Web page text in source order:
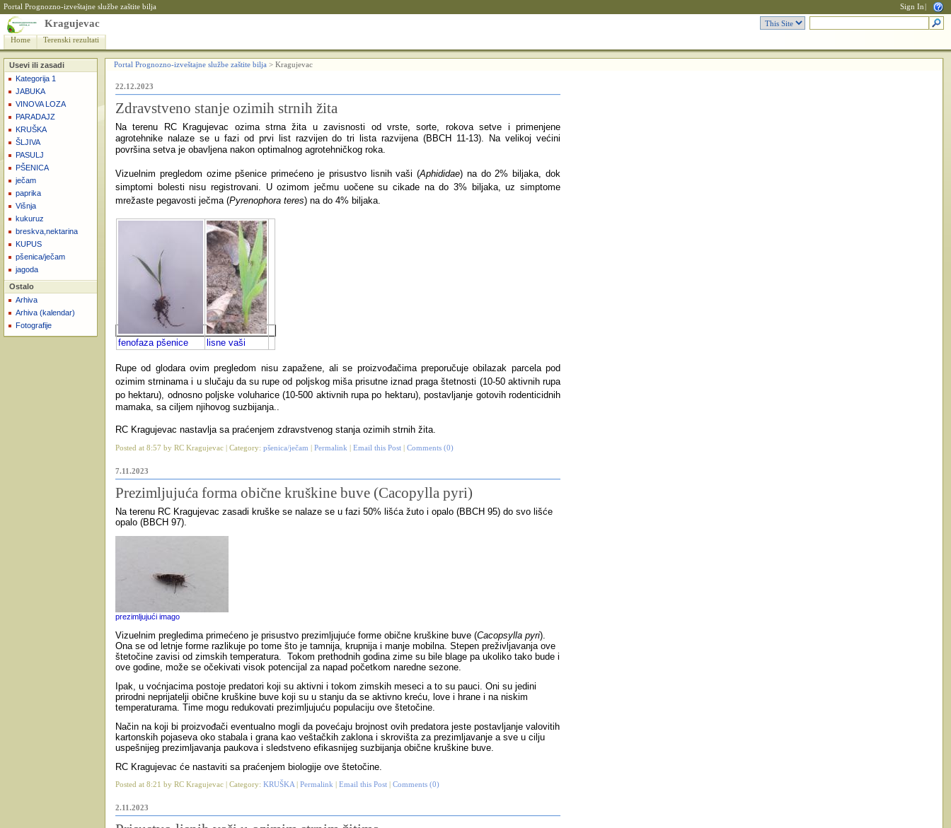
Portal Prognozno-izveštajne službe zaštite bilja Sign In
Kragujevac
Home Terenski rezultati
Usevi ili zasadi
Kategorija 1
JABUKA
VINOVA LOZA
PARADAJZ
KRUŠKA
ŠLJIVA
PASULJ
PŠENICA
ječam
paprika
Višnja
kukuruz
breskva,nektarina
KUPUS
pšenica/ječam
jagoda
Ostalo
Arhiva
Arhiva (kalendar)
Fotografije
Portal Prognozno-izveštajne službe zaštite bilja > Kragujevac
22.12.2023
Zdravstveno stanje ozimih strnih žita
Na terenu RC Kragujevac ozima strna žita u zavisnosti od vrste, sorte, rokova setve i primenjene
agrotehnike nalaze se u fazi od prvi list razvijen do tri lista razvijena (BBCH 11-13). Na velikoj većini
površina setva je obavljena nakon optimalnog agrotehničkog roka.
Vizuelnim pregledom ozime pšenice primećeno je prisustvo lisnih vaši(Aphididae) na do 2% biljaka, dok
simptomi bolesti nisu registrovani. U ozimom ječmu uočene su cikade na do 3% biljaka, uz simptome
mrežaste pegavosti ječma (Pyrenophora teres) na do 4% biljaka.
fenofaza pšenice lisne vaši
Rupe od glodara ovim pregledom nisu zapažene, ali se proizvođačima preporučuje obilazak parcela pod
ozimim strninama i u slučaju da su rupe od poljskog miša prisutne iznad praga štetnosti (10-50 aktivnih rupa
po hektaru), odnosno poljske voluharice (10-500 aktivnih rupa po hektaru), postavljanje gotovih rodenticidnih
mamaka, sa ciljem njihovog suzbijanja..
RC Kragujevac nastavlja sa praćenjem zdravstvenog stanja ozimih strnih žita.
Posted at 8:57 by RC Kragujevac | Category: pšenica/ječam Permalink Email this Post Comments (0)
7.11.2023
Prezimljujuća forma obične kruškine buve (Cacopylla pyri)
Na terenu RC Kragujevac zasadi kruške se nalaze se u fazi 50% lišća žuto i opalo (BBCH 95) do svo lišće
opalo (BBCH 97).
prezimljujući imago
Vizuelnim pregledima primećeno je prisustvo prezimljujuće forme obične kruškine buve (Cacopsylla pyri).
Ona se od letnje forme razlikuje po tome što je tamnija, krupnija i manje mobilna. Stepen preživljavanja ove
štetočine zavisi od zimskih temperatura. Tokom prethodnih godina zime su bile blage pa ukoliko tako bude i
ove godine, može se očekivati visok potencijal za napad početkom naredne sezone.
Ipak, u voćnjacima postoje predatori koji su aktivni i tokom zimskih meseci a to su pauci. Oni su jedini
prirodni neprijatelji obične kruškine buve koji su u stanju da se aktivno kreću, love i hrane i na niskim
temperaturama. Time mogu redukovati prezimljujuću populaciju ove štetočine.
Način na koji bi proizvođači eventualno mogli da povećaju brojnost ovih predatora jeste postavljanje valovitih
kartonskih pojaseva oko stabala i grana kao veštačkih zaklona i skrovišta za prezimljavanje a sve u cilju
uspešnijeg prezimljavanja paukova i sledstveno efikasnijeg suzbijanja obične kruškine buve.
RC Kragujevac će nastaviti sa praćenjem biologije ove štetočine.
Posted at 8:21 by RC Kragujevac | Category: KRUŠKA Permalink Email this Post Comments (0)
2.11.2023